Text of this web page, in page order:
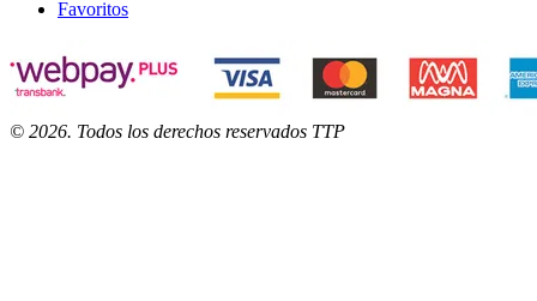
Favoritos
© 2026. Todos los derechos reservados TTP